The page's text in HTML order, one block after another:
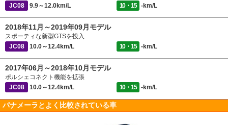
JC08
9.9～12.0km/L 10・15 -km/L
2018年11月～2019年09月モデル
スポーティな新型GTSを投入
JC08
10.0～12.4km/L 10・15 -km/L
2017年06月～2018年10月モデル
ポルシェコネクト機能を拡張
JC08
10.0～12.4km/L 10・15 -km/L
パナメーラとよく比較されている車